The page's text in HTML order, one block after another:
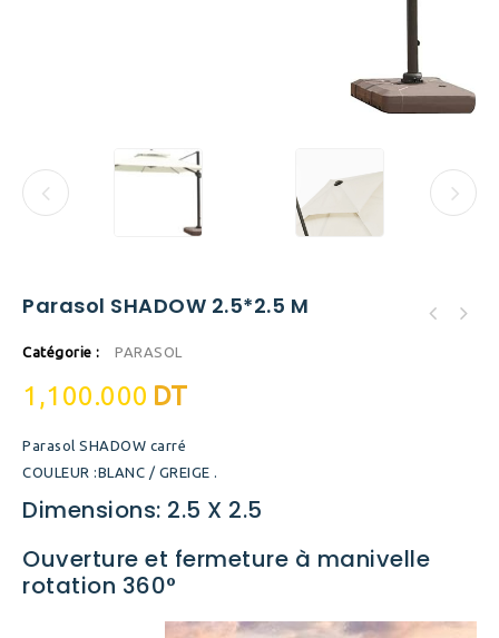
Parasol SHADOW 2.5*2.5 M
Catégorie : PARASOL
1,100.000 DT
Parasol SHADOW carré
COULEUR :BLANC / GREIGE .
Dimensions: 2.5 X 2.5
Ouverture et fermeture à manivelle
rotation 360°